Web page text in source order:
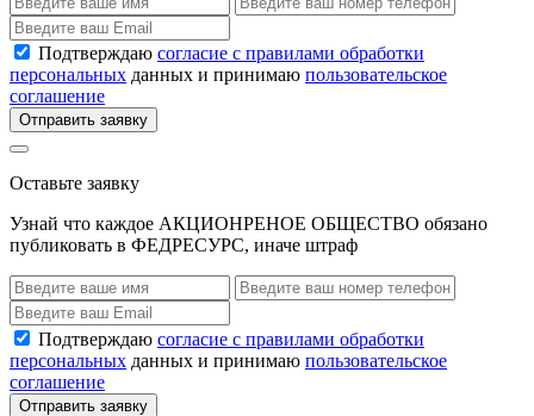
Подтверждаю согласие с правилами обработки
персональных данных и принимаю пользовательское
соглашение
Отправить заявку
Оставьте заявку
Узнай что каждое АКЦИОНРЕНОЕ ОБЩЕСТВО обязано
публиковать в ФЕДРЕСУРС, иначе штраф
Подтверждаю согласие с правилами обработки
персональных данных и принимаю пользовательское
соглашение
Отправить заявку